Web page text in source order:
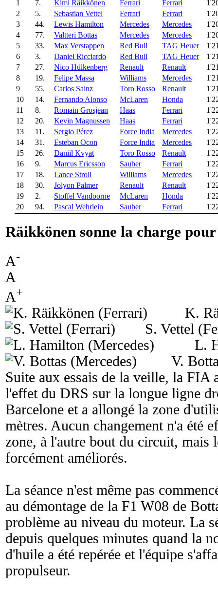
1
7. Kimi Räikkönen Ferrari Ferrari
2
5. Sebastian Vettel Ferrari Ferrari
3
44. Lewis Hamilton Mercedes Mercedes
4
77. Valtteri Bottas Mercedes Mercedes
5
33. Max Verstappen Red Bull TAG Heuer
6
3. Daniel Ricciardo Red Bull TAG Heuer
7
27. Nico Hülkenberg Renault Renault
8
19. Felipe Massa Williams Mercedes
9
55. Carlos Sainz Toro Rosso Renault
10
14. Fernando Alonso McLaren Honda
11
8. Romain Grosjean Haas Ferrari
12
20. Kevin Magnussen Haas Ferrari
13
11. Sergio Pérez Force India Mercedes
14
31. Esteban Ocon Force India Mercedes
15
26. Daniil Kvyat Toro Rosso Renault
16
9. Marcus Ericsson Sauber Ferrari
17
18. Lance Stroll Williams Mercedes
18
30. Jolyon Palmer Renault Renault
19
2. Stoffel Vandoorne McLaren Honda
20
94. Pascal Wehrlein Sauber Ferrari
Räikkönen sonne la charge
A-
A
A+
K.
S. Vettel
L.
V.
Suite aux essais de la veille, la FIA
l'effet du DRS sur la longue ligne
Barcelone et a allongé la zone
mètres. Aucun changement n'a été
zone, à l'autre bout du circuit, mais
forcément améliorés.
La séance n'est même pas
au démontage de la F1 W08 de
problème au niveau du moteur. La
depuis quelques minutes quand la
d'huile a été repérée et l'équipe
propulseur.